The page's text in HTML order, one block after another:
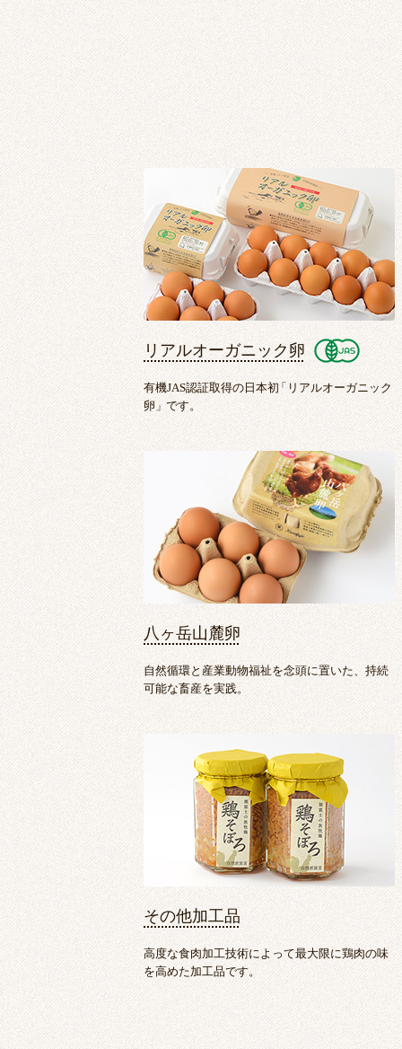
リアルオーガニック卵
有機JAS認証取得の日本初「 リアルオーガニック
卵 」です。
八ヶ岳山麓卵
自然循環と産業動物福祉を念頭に置いた、持続
可能な畜産を実践。
その他加工品
高度な食肉加工技術によって最大限に鶏肉の味
を高めた加工品です。